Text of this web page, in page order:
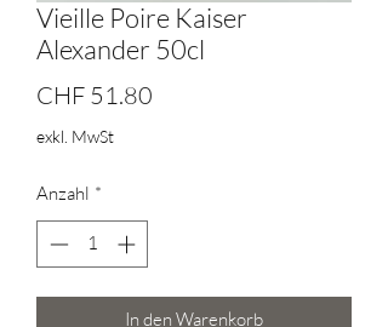
Vieille Poire Kaiser
Alexander 50cl
CHF 51.80
exkl. MwSt
Anzahl *
In den Warenkorb